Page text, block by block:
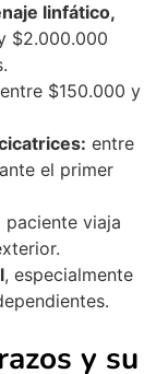
linfático,
$2.000.000
entre $150.000 y
entre
el primer
paciente viaja
, especialmente
y su